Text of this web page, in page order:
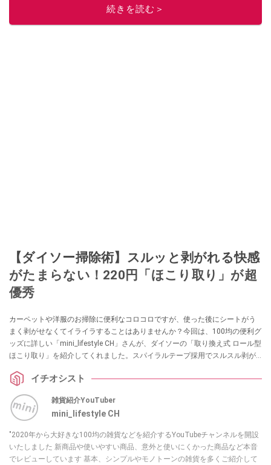
このイチオシストの他の記事を読む
続きを読む＞
【ダイソー掃除術】スルッと剥がれる快感
がたまらない！220円「ほこり取り」が超
優秀
カーペットや洋服のお掃除に便利なコロコロですが、使った後にシートがう
まく剥がせなくてイライラすることはありませんか？今回は、100均の便利グ
ッズに詳しい「mini_lifestyle CH」さんが、ダイソーの「取り換え式 ロール型
ほこり取り」を紹介してくれました。スパイラルテープ採用でスルスル剥が
掃除を快適にしたい方は必見です！
イチオシスト
雑貨紹介YouTuber
mini_lifestyle CH
"2020年から大好きな100均の雑貨などを紹介するYouTubeチャンネルを開設
いたしました 新商品や使いやすい商品、意外と使いにくかった商品など本音
でレビューしています 基本、シンプルやモノトーンの雑貨を多くご紹介して